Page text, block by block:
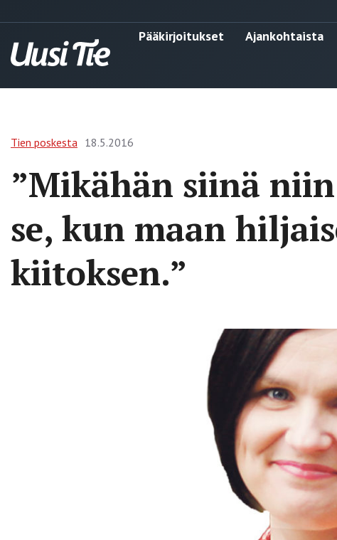
Pääkirjoitukset Ajankohtaista
Tien poskesta 18.5.2016
”Mikähän siinä
se, kun maan
kiitoksen.”